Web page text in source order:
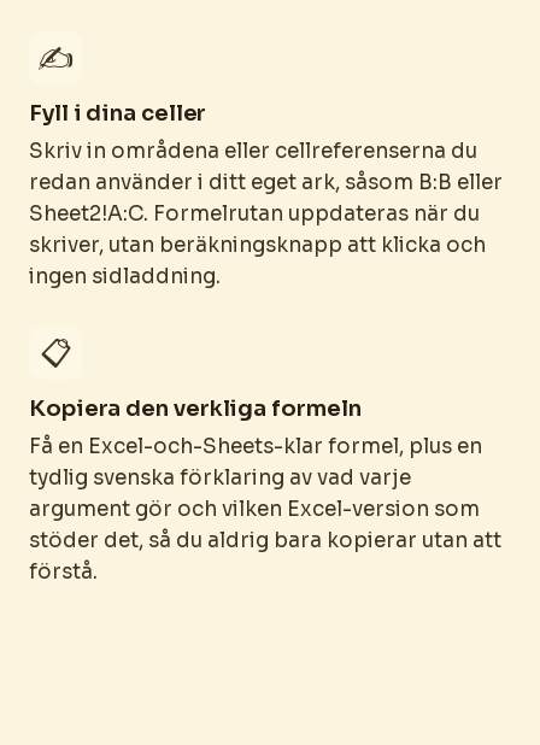
✍️
Fyll i dina celler
Skriv in områdena eller cellreferenserna du
redan använder i ditt eget ark, såsom B:B eller
Sheet2!A:C. Formelrutan uppdateras när du
skriver, utan beräkningsknapp att klicka och
ingen sidladdning.
📋
Kopiera den verkliga formeln
Få en Excel-och-Sheets-klar formel, plus en
tydlig svenska förklaring av vad varje
argument gör och vilken Excel-version som
stöder det, så du aldrig bara kopierar utan att
förstå.